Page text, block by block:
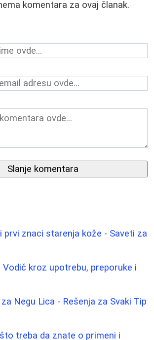
komentara za ovaj članak.
Slanje komentara
prvi znaci starenja kože - Saveti za
Vodič kroz upotrebu, preporuke i
Negu Lica - Rešenja za Svaki Tip
treba da znate o primeni i